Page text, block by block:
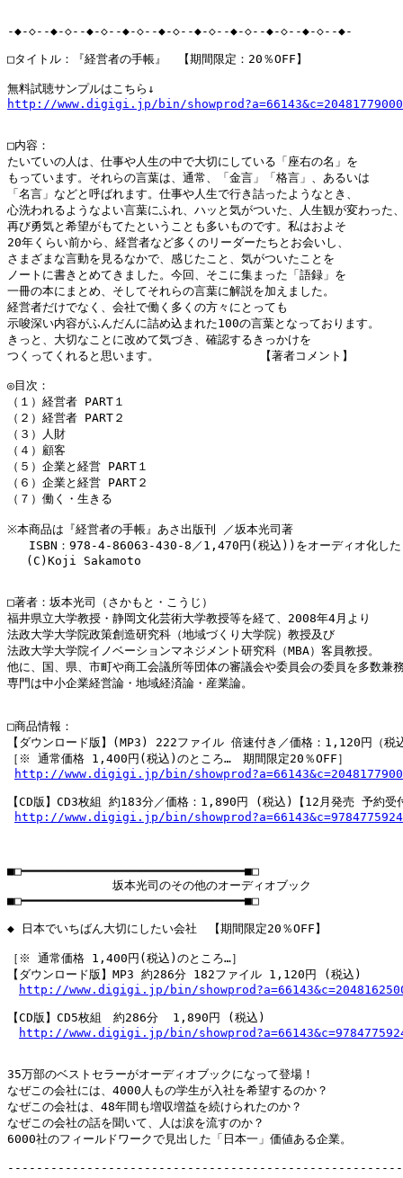
-◆-◇--◆-◇--◆-◇--◆-◇--◆-◇--◆-◇--◆-◇--◆-◇--◆-◇--◆-
□タイトル：『経営者の手帳』　【期間限定：20％OFF】
http://www.digigi.jp/bin/
□内容：
たいていの人は、仕事や人生の中で大切にしている「座右の名」を
もっています。それらの言葉は、通常、「金言」「格言」、あるいは
「名言」などと呼ばれます。仕事や人生で行き詰ったようなとき、
心洗われるようなよい言葉にふれ、ハッと気がついた、人生観が変わった
再び勇気と希望がもてたということも多いものです。私はおよそ
20年くらい前から、経営者など多くのリーダーたちとお会いし、
さまざまな言動を見るなかで、感じたこと、気がついたことを
ノートに書きとめてきました。今回、そこに集まった「語録」を
一冊の本にまとめ、そしてそれらの言葉に解説を加えました。
経営者だけでなく、会社で働く多くの方々にとっても
示唆深い内容がふんだんに詰め込まれた100の言葉となっております。
きっと、大切なことに改めて気づき、確認するきっかけを
つくってくれると思います。 　　　　　　　　【著者コメント】
◎目次：
（１）経営者 PART１
（２）経営者 PART２
（３）人財
（４）顧客
（５）企業と経営 PART１
（６）企業と経営 PART２
（７）働く・生きる
※本商品は『経営者の手帳』あさ出版刊 ／坂本光司著
ISBN：978-4-86063-430-8／1,470円(税込))をオーディオ化した
(C)Koji Sakamoto
□著者：坂本光司（さかもと・こうじ）
福井県立大学教授・静岡文化芸術大学教授等を経て、2008年4月より
法政大学大学院政策創造研究科（地域づくり大学院）教授及び
法政大学大学院イノベーションマネジメント研究科（MBA）客員教授。
他に、国、県、市町や商工会議所等団体の審議会や委員会の委員を多数兼
専門は中小企業経営論・地域経済論・産業論。
□商品情報：
【ダウンロード版】(MP3) 222ファイル 倍速付き／価格：1,120円（税
［※ 通常価格 1,400円(税込)のところ…　期間限定20％OFF］
http://www.digigi.jp/bin/
【CD版】CD3枚組 約183分／価格：1,890円 (税込)【12月発売 予約
http://www.digigi.jp/bin/
■□━━━━━━━━━━━━━━━━━━━━━━━━━━━━━━━■□
坂本光司のその他のオーディオブック
■□━━━━━━━━━━━━━━━━━━━━━━━━━━━━━━━■□
◆ 日本でいちばん大切にしたい会社　【期間限定20％OFF】
［※ 通常価格 1,400円(税込)のところ…］
【ダウンロード版】MP3 約286分 182ファイル 1,120円 (税込)
http://www.digigi.jp/bin/
【CD版】CD5枚組　約286分  1,890円 (税込)
http://www.digigi.jp/bin/
35万部のベストセラーがオーディオブックになって登場！
なぜこの会社には、4000人もの学生が入社を希望するのか？
なぜこの会社は、48年間も増収増益を続けられたのか？
なぜこの会社の話を聞いて、人は涙を流すのか？
6000社のフィールドワークで見出した「日本一」価値ある企業。